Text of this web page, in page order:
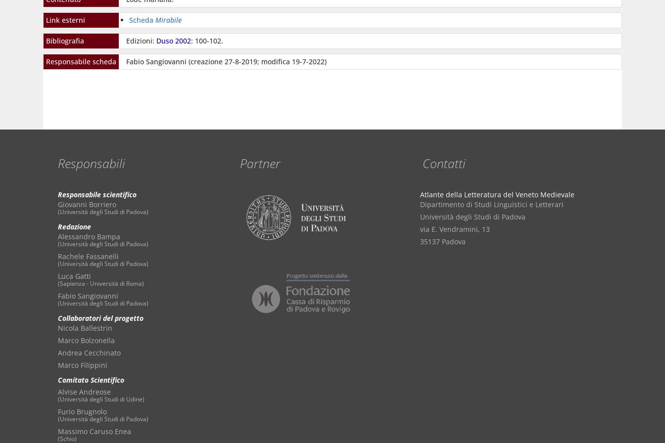
Link esterni Scheda Mirabile
Bibliografia Edizioni: Duso 2002: 100-102.
Responsabile scheda Fabio Sangiovanni (creazione 27-8-2019; modifica 19-7-2022)
Responsabili
Responsabile scientifico
Giovanni Borriero
(Università degli Studi di Padova)
Redazione
Alessandro Bampa
(Università degli Studi di Padova)
Rachele Fassanelli
(Università degli Studi di Padova)
Luca Gatti
(Sapienza - Università di Roma)
Fabio Sangiovanni
(Università degli Studi di Padova)
Collaboratori del progetto
Nicola Ballestrin
Marco Bolzonella
Andrea Cecchinato
Marco Filippini
Comitato Scientifico
Alvise Andreose
(Università degli Studi di Udine)
Furio Brugnolo
(Università degli Studi di Padova)
Massimo Caruso Enea
(Schio)
Partner Contatti
Atlante della Letteratura del Veneto Medievale
Dipartimento di Studi Linguistici e Letterari
Università degli Studi di Padova
via E. Vendramini, 13
35137 Padova